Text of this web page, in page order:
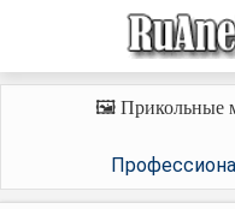
🖼️ Прикольные